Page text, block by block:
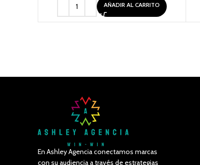
AÑADIR AL CARRITO
En Ashley Agencia conectamos marcas
con su audiencia a través de estrategias